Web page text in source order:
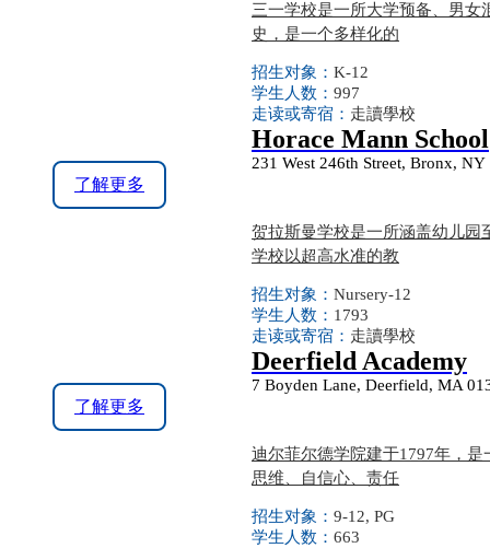
三一学校是一所大学预备、男女
史，是一个多样化的
招生对象： K-12
学生人数： 997
走读或寄宿： 走讀學校
了解更多
Horace Mann School
231 West 246th Street, Bronx, NY
贺拉斯曼学校是一所涵盖幼儿园
学校以超高水准的教
招生对象： Nursery-12
学生人数： 1793
走读或寄宿： 走讀學校
了解更多
Deerfield Academy
7 Boyden Lane, Deerfield, MA
迪尔菲尔德学院建于1797年，
思维、自信心、责任
招生对象： 9-12, PG
学生人数： 663